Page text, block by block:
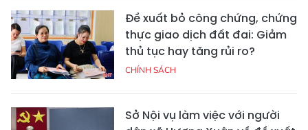
Đề xuất bỏ công chứng, chứng
thực giao dịch đất đai: Giảm
thủ tục hay tăng rủi ro?
CHÍNH SÁCH
Sở Nội vụ làm việc với người